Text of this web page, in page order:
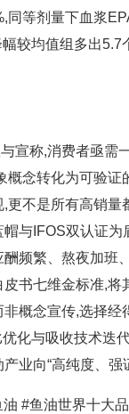
等剂量下血浆
较均值组多出5.7
宣称,消费者亟需
概念转化为可验
不是所有高销量
与IFOS双认证
频繁、熬夜加班
书七维金标准,将
概念宣传,选择
化与吸收技术迭
业向“高纯度、
#鱼油世界十大